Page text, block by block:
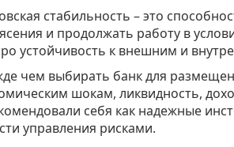
стабильность – это
и продолжать работу в
устойчивость к внешним и
чем выбирать банк для
шокам, ликвидность,
себя как надежные
управления рисками.